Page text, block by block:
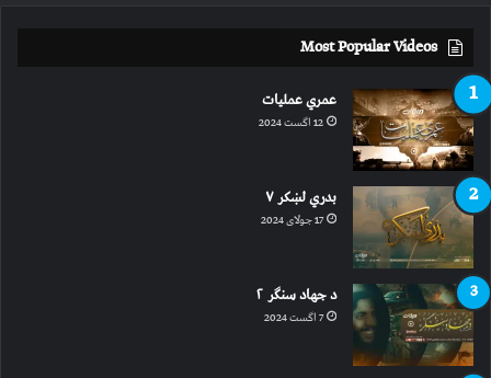
Most Popular Videos
عمري عملیات
12 اگست 2024
بدري لښکر ۷
17 جولای 2024
د جهاد سنګر ۲
7 اگست 2024